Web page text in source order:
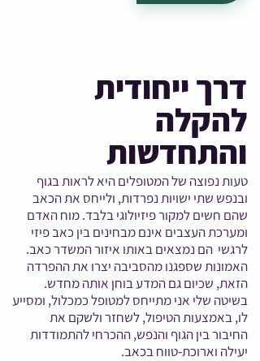
דרך ייחודית
להקלה
והתחדשות
טעות נפוצה של המטופלים היא לראות בגוף
ובנפש שתי ישויות נפרדות, ולייחס את הכאב
שהם חשים למקור פיזיולוגי בלבד. מוח האדם
ומערכת העצבים אינם מבחינים בין כאב פיזי
לרגשי הם נמצאים באותו איזור המשדר כאב.
האמונות שספגנו מהסביבה יצרו את ההפרדה
הזאת, שכיום גם המדע בוחן אותה מחדש.
בשיטה שלי אני מתייחס למטופל כמכלול, ומסייע
לו, באמצעות הטיפול, לשחזר ולשקם את
החיבור בין הגוף והנפש, ההכרחי להתמודדות
יעילה וארוכת-טווח בכאב.